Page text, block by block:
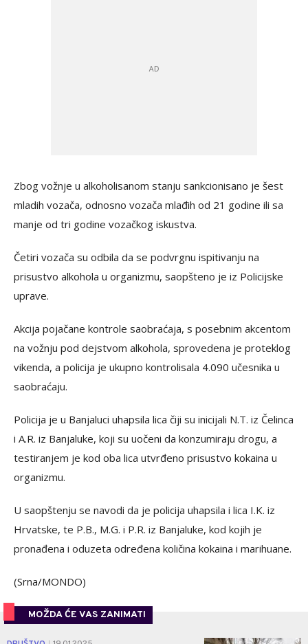
Zbog vožnje u alkoholisanom stanju sankcionisano je šest
mladih vozača, odnosno vozača mlađih od 21 godine ili sa
manje od tri godine vozačkog iskustva.
Četiri vozača su odbila da se podvrgnu ispitivanju na
prisustvo alkohola u organizmu, saopšteno je iz Policijske
uprave.
Akcija pojačane kontrole saobraćaja, s posebnim akcentom
na vožnju pod dejstvom alkohola, sprovedena je proteklog
vikenda, a policija je ukupno kontrolisala 4.090 učesnika u
saobraćaju.
Policija je u Banjaluci uhapsila lica čiji su inicijali N.T. iz Čelinca
i A.R. iz Banjaluke, koji su uočeni da konzumiraju drogu, a
testiranjem je kod oba lica utvrđeno prisustvo kokaina u
organizmu.
U saopštenju se navodi da je policija uhapsila i lica I.K. iz
Hrvatske, te P.B., M.G. i P.R. iz Banjaluke, kod kojih je
pronađena i oduzeta određena količina kokaina i marihuane.
(Srna/MONDO)
MOŽDA ĆE VAS ZANIMATI
0